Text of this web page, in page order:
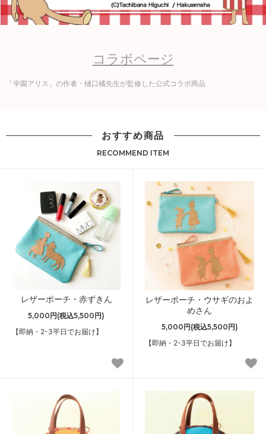
コラボページ
「学園アリス」の作者・樋口橘先生が監修した公式コラボ商品
おすすめ商品
RECOMMEND ITEM
レザーポーチ・赤ずきん
5,000円(税込5,500円)
【即納・2-3平日でお届け】
レザーポーチ・ウサギのおよ
めさん
5,000円(税込5,500円)
【即納・2-3平日でお届け】